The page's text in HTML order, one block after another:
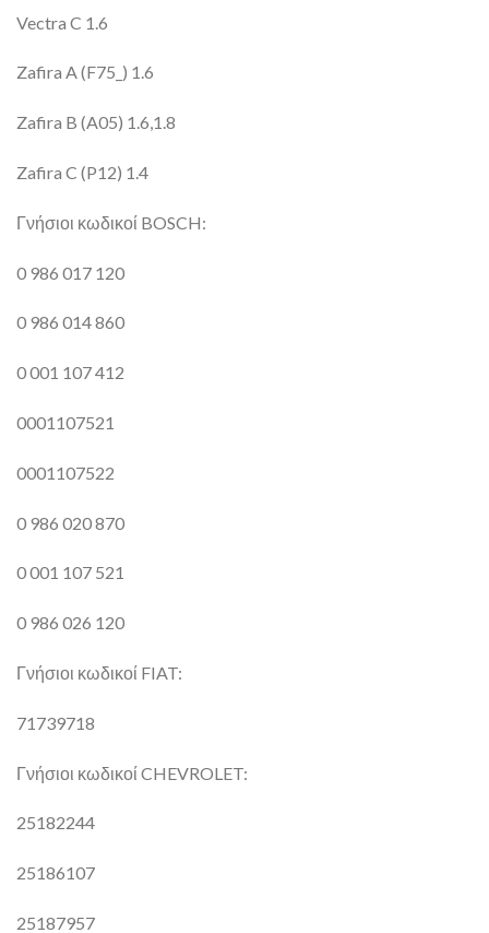
Vectra C 1.6
Zafira A (F75_) 1.6
Zafira B (A05) 1.6,1.8
Zafira C (P12) 1.4
Γνήσιοι κωδικοί BOSCH:
0 986 017 120
0 986 014 860
0 001 107 412
0001107521
0001107522
0 986 020 870
0 001 107 521
0 986 026 120
Γνήσιοι κωδικοί FIAT:
71739718
Γνήσιοι κωδικοί CHEVROLET:
25182244
25186107
25187957